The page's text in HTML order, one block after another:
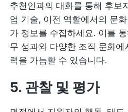
추천인과의 대화를 통해 후보
업 기술, 이전 역할에서의 문
가 정보를 수집하세요. 이를
무 성과와 다양한 조직 문화
력을 가늠할 수 있습니다.
5. 관찰 및 평가